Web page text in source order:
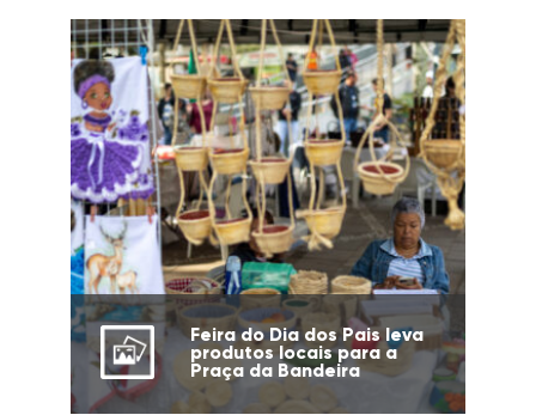
Feira do Dia dos Pais leva
produtos locais para a
Praça da Bandeira